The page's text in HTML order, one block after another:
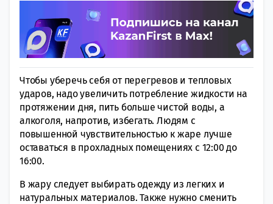
Чтобы уберечь себя от перегревов и тепловых
ударов, надо увеличить потребление жидкости на
протяжении дня, пить больше чистой воды, а
алкоголя, напротив, избегать. Людям с
повышенной чувствительностью к жаре лучше
оставаться в прохладных помещениях с 12:00 до
16:00.
В жару следует выбирать одежду из легких и
натуральных материалов. Также нужно сменить